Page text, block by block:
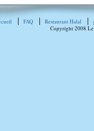
FAQ Restaurant Halal
Copyright 2008